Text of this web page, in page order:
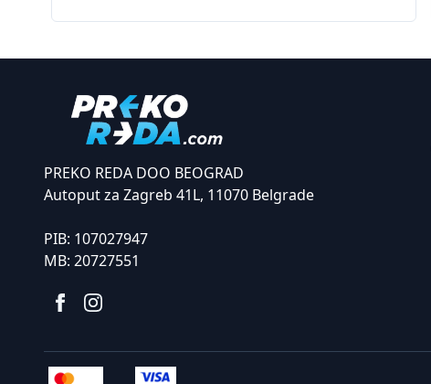
PREKO REDA DOO BEOGRAD
Autoput za Zagreb 41L, 11070 Belgrade
PIB: 107027947
MB: 20727551